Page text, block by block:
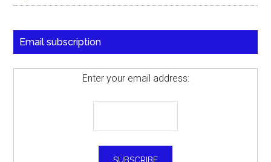
Email subscription
Enter your email address: